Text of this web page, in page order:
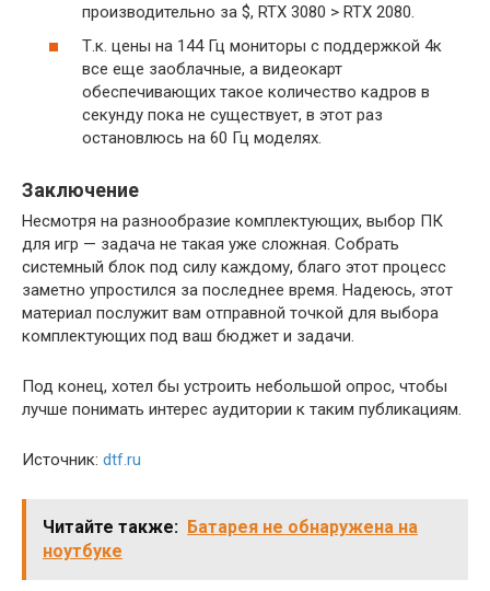
производительно за $, RTX 3080 > RTX 2080.
Т.к. цены на 144 Гц мониторы с поддержкой 4к
все еще заоблачные, а видеокарт
обеспечивающих такое количество кадров в
секунду пока не существует, в этот раз
остановлюсь на 60 Гц моделях.
Заключение
Несмотря на разнообразие комплектующих, выбор ПК
для игр — задача не такая уже сложная. Собрать
системный блок под силу каждому, благо этот процесс
заметно упростился за последнее время. Надеюсь, этот
материал послужит вам отправной точкой для выбора
комплектующих под ваш бюджет и задачи.
Под конец, хотел бы устроить небольшой опрос, чтобы
лучше понимать интерес аудитории к таким публикациям.
Источник: dtf.ru
Читайте также: Батарея не обнаружена на
ноутбуке